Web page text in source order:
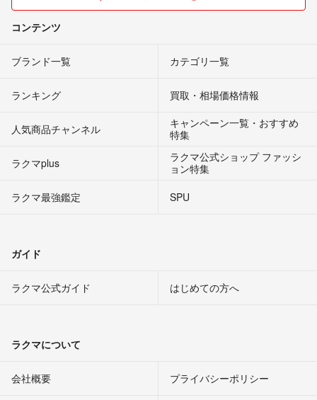
コンテンツ
ブランド一覧 カテゴリ一覧
ランキング 買取・相場価格情報
人気商品チャンネル
キャンペーン一覧・おすすめ
特集
ラクマplus
ラクマ公式ショップ ファッシ
ョン特集
ラクマ最強鑑定
SPU
ガイド
ラクマ公式ガイド はじめての方へ
ラクマについて
会社概要 プライバシーポリシー